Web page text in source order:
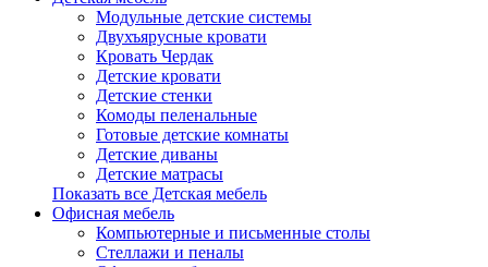
Модульные детские системы
Двухъярусные кровати
Кровать Чердак
Детские кровати
Детские стенки
Комоды пеленальные
Готовые детские комнаты
Детские диваны
Детские матрасы
Показать все Детская мебель
Офисная мебель
Компьютерные и письменные столы
Стеллажи и пеналы